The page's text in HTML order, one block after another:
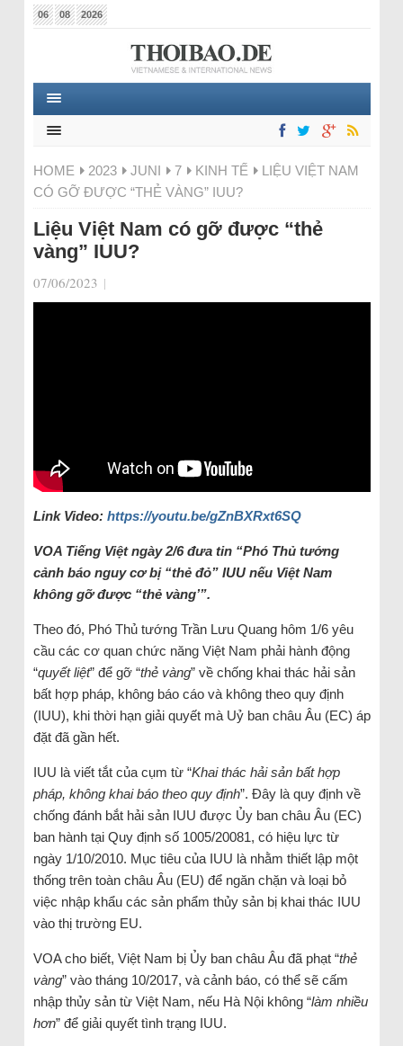
06 08 2026
HOME 2023 JUNI 7 KINH TẾ
LIỆU VIỆT NAM
CÓ GỠ ĐƯỢC “THẺ VÀNG” IUU?
Liệu Việt Nam có gỡ được “thẻ
vàng” IUU?
07/06/2023 |
Link Video: https://youtu.be/gZnBXRxt6SQ
VOA Tiếng Việt ngày 2/6 đưa tin “Phó Thủ tướng
cảnh báo nguy cơ bị “thẻ đỏ” IUU nếu Việt Nam
không gỡ được “thẻ vàng’”.
Theo đó, Phó Thủ tướng Trần Lưu Quang hôm 1/6 yêu
cầu các cơ quan chức năng Việt Nam phải hành động
“quyết liệt” để gỡ “thẻ vàng” về chống khai thác hải sản
bất hợp pháp, không báo cáo và không theo quy định
(IUU), khi thời hạn giải quyết mà Uỷ ban châu Âu (EC) áp
đặt đã gần hết.
IUU là viết tắt của cụm từ “Khai thác hải sản bất hợp
pháp, không khai báo theo quy định”. Đây là quy định về
chống đánh bắt hải sản IUU được Ủy ban châu Âu (EC)
ban hành tại Quy định số 1005/20081, có hiệu lực từ
ngày 1/10/2010. Mục tiêu của IUU là nhằm thiết lập một
thống trên toàn châu Âu (EU) để ngăn chặn và loại bỏ
việc nhập khẩu các sản phẩm thủy sản bị khai thác IUU
vào thị trường EU.
VOA cho biết, Việt Nam bị Ủy ban châu Âu đã phạt “thẻ
vàng” vào tháng 10/2017, và cảnh báo, có thể sẽ cấm
nhập thủy sản từ Việt Nam, nếu Hà Nội không “làm nhiều
hơn” để giải quyết tình trạng IUU.